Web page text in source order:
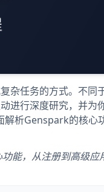
杂任务的方式。不同
进行深度研究，并为
解析Genspark的核心
能，从注册到高级应